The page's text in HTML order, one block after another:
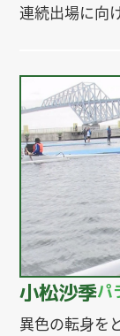
連続出場に向
小松沙季パ
異色の転身を